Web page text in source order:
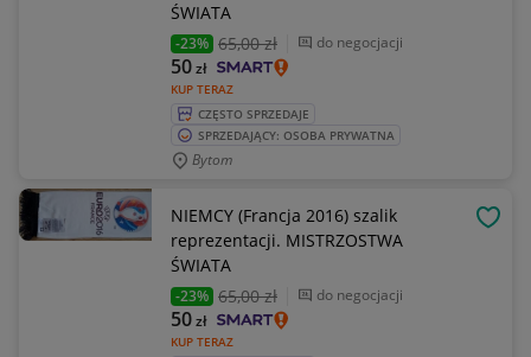
ŚWIATA
-23% 65,00 zł do negocjacji
KUP TERAZ
50zł
CZĘSTO SPRZEDAJE
SPRZEDAJĄCY: OSOBA PRYWATNA
Bytom
NIEMCY (Francja 2016) szalik
reprezentacji. MISTRZOSTWA
ŚWIATA
-23% 65,00 zł do negocjacji
KUP TERAZ
50zł